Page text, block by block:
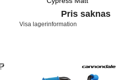
Pris saknas
Visa lagerinformation